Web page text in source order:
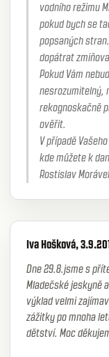
vodního režimu
pokud bych se
popsaných
dopátrat
Pokud Vám nebude můj komentář dostačující, nebo z hlediska místopisu
nesrozumitelný,
rekognoskačně
ověřit.
V případě
kde
Rostislav
Iva Hošková,
Dne 29.8.jsme s
Mladečské jeskyně
výklad velmi
zážitky po mnoha
dětství. Moc